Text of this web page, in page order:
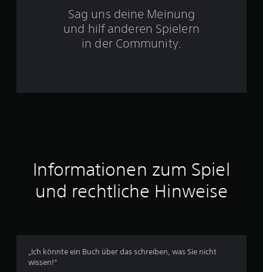
n
u
s
5
Sag uns deine Meinung
und hilf anderen Spielern
in der Community.
Informationen zum Spiel
und rechtliche Hinweise
„Ich könnte ein Buch über das schreiben, was Sie nicht
wissen!“